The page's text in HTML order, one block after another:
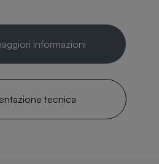
informazioni
tecnica